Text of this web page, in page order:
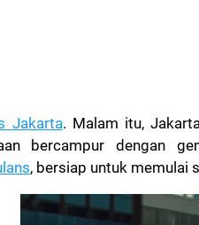
Jakarta. Malam itu,
bercampur dengan
, bersiap untuk memulai